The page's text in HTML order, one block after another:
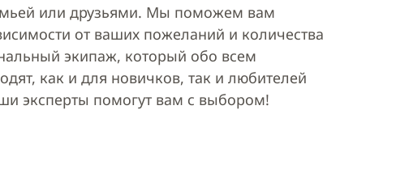
или друзьями. Мы поможем вам
от ваших пожеланий и количества
экипаж, который обо всем
как и для новичков, так и любителей
эксперты помогут вам с выбором!